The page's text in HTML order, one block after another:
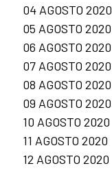
04 AGOSTO 2020
05 AGOSTO 2020
06 AGOSTO 2020
07 AGOSTO 2020
08 AGOSTO 2020
09 AGOSTO 2020
10 AGOSTO 2020
11 AGOSTO 2020
12 AGOSTO 2020